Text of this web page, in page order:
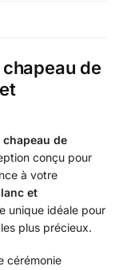
de
chapeau de
conçu pour
à votre
et
unique idéale pour
plus précieux.
cérémonie